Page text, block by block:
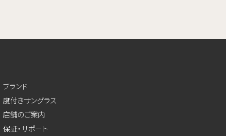
ブランド
度付きサングラス
店舗のご案内
保証・サポート